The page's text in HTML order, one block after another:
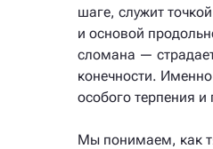
шаге, служит
и основой
сломана —
конечности.
особого терпения
Мы понимаем, как